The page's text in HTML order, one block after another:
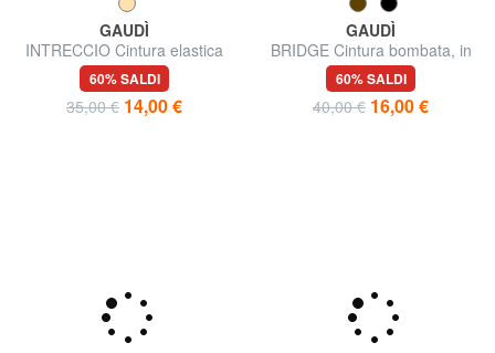
GAUDÌ
INTRECCIO Cintura elastica
60% SALDI
35,00 € 14,00 €
GAUDÌ
BRIDGE Cintura bombata, in
pelle
60% SALDI
40,00 € 16,00 €